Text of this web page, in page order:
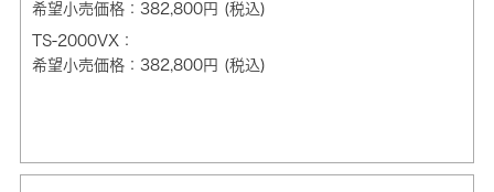
希望小売価格：382,800円 (税込)
TS-2000VX：
希望小売価格：382,800円 (税込)